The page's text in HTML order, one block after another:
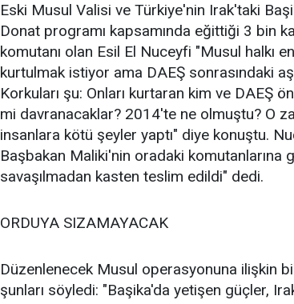
Eski Musul Valisi ve Türkiye'nin Irak'taki
Donat programı kapsamında eğittiği 3 bin
komutanı olan Esil El Nuceyfi "Musul halkı
kurtulmak istiyor ama DAEŞ sonrasındaki
Korkuları şu: Onları kurtaran kim ve DAEŞ
mi davranacaklar? 2014'te ne olmuştu? O
insanlara kötü şeyler yaptı" diye konuştu.
Başbakan Maliki'nin oradaki komutanlarına
savaşılmadan kasten teslim edildi" dedi.
ORDUYA SIZAMAYACAK
Düzenlenecek Musul operasyonuna ilişkin
şunları söyledi: "Başika'da yetişen güçler,